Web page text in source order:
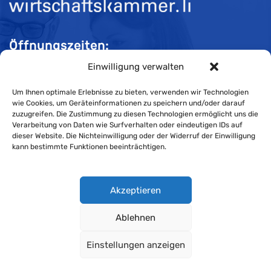
Einwilligung verwalten
Um Ihnen optimale Erlebnisse zu bieten, verwenden wir Technologien
wie Cookies, um Geräteinformationen zu speichern und/oder darauf
zuzugreifen. Die Zustimmung zu diesen Technologien ermöglicht uns die
Verarbeitung von Daten wie Surfverhalten oder eindeutigen IDs auf
dieser Website. Die Nichteinwilligung oder der Widerruf der Einwilligung
kann bestimmte Funktionen beeinträchtigen.
Akzeptieren
Ablehnen
Einstellungen anzeigen
Öffnungszeiten:
Mo-Do 08:00 bis 11:30 und 13:30 bis 16:30 Uhr
Fr 08:00 bis 11:30 und 13:30 bis 16:00 Uhr
Impressum
Cookie-Richtlinie
Datenschutzerklärung für Mitglieder und Kunden